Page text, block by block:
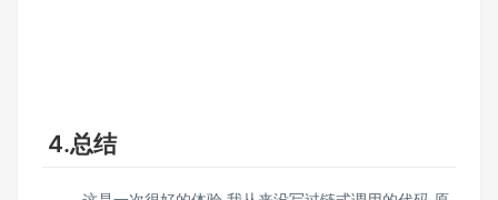
4.总结